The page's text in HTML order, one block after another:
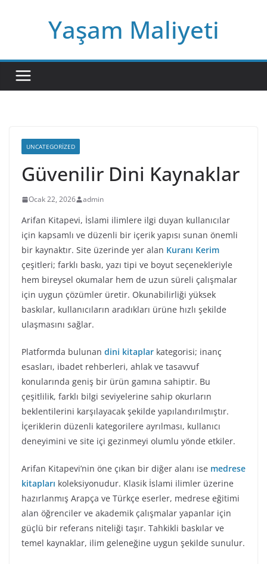
Yaşam Maliyeti
UNCATEGORIZED
Güvenilir Dini Kaynaklar
Ocak 22, 2026 admin
Arifan Kitapevi, İslami ilimlere ilgi duyan kullanıcılar
için kapsamlı ve düzenli bir içerik yapısı sunan önemli
bir kaynaktır. Site üzerinde yer alan Kuranı Kerim
çeşitleri; farklı baskı, yazı tipi ve boyut seçenekleriyle
hem bireysel okumalar hem de uzun süreli çalışmalar
için uygun çözümler üretir. Okunabilirliği yüksek
baskılar, kullanıcıların aradıkları ürüne hızlı şekilde
ulaşmasını sağlar.
Platformda bulunan dini kitaplar kategorisi; inanç
esasları, ibadet rehberleri, ahlak ve tasavvuf
konularında geniş bir ürün gamına sahiptir. Bu
çeşitlilik, farklı bilgi seviyelerine sahip okurların
beklentilerini karşılayacak şekilde yapılandırılmıştır.
İçeriklerin düzenli kategorilere ayrılması, kullanıcı
deneyimini ve site içi gezinmeyi olumlu yönde etkiler.
Arifan Kitapevi’nin öne çıkan bir diğer alanı ise medrese
kitapları koleksiyonudur. Klasik İslami ilimler üzerine
hazırlanmış Arapça ve Türkçe eserler, medrese eğitimi
alan öğrenciler ve akademik çalışmalar yapanlar için
güçlü bir referans niteliği taşır. Tahkikli baskılar ve
temel kaynaklar, ilim geleneğine uygun şekilde sunulur.